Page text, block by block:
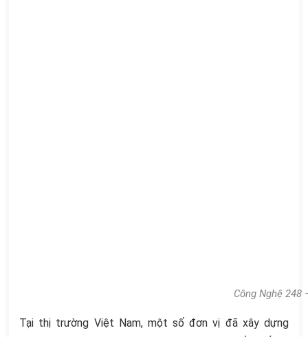
Công Nghệ
Tại thị trường Việt Nam, một số đơn vị đã xây dựng